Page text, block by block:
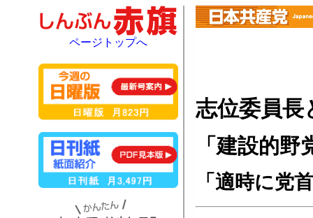
志位委員長
「建設的
「適時に党
ページトップへ